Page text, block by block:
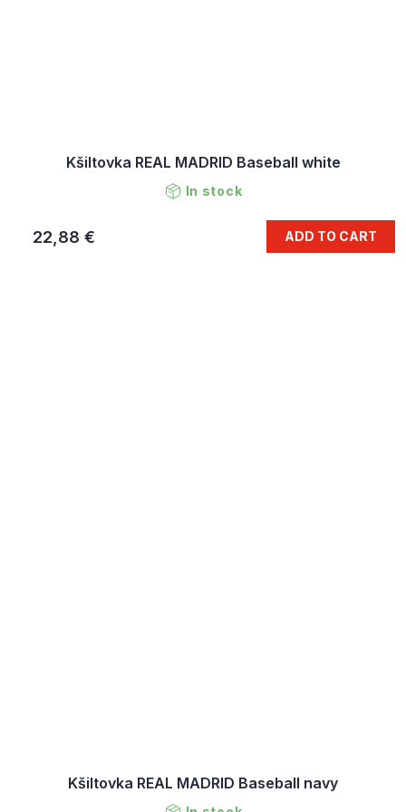
Kšiltovka REAL MADRID Baseball white
In stock
22,88 € ADD TO CART
Kšiltovka REAL MADRID Baseball navy